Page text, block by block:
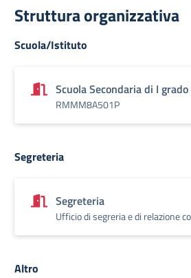
Struttura organizzativa
Scuola/Istituto
Scuola Secondaria di I
RMMM8A501P
Segreteria
Segreteria
Ufficio di segreria e di relazione
Altro